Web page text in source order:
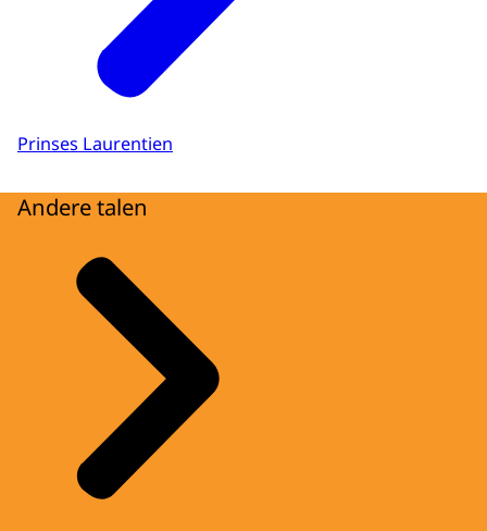
Prinses Laurentien
Andere talen